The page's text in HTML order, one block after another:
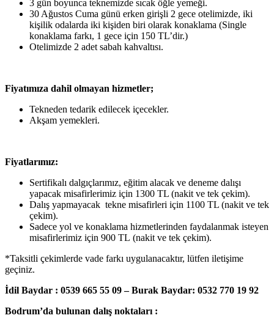
3 gün boyunca teknemizde sıcak öğle yemeği.
30 Ağustos Cuma günü erken girişli 2 gece otelimizde, iki
kişilik odalarda iki kişiden biri olarak konaklama (Single
konaklama farkı, 1 gece için 150 TL’dir.)
Otelimizde 2 adet sabah kahvaltısı.
Fiyatımıza dahil olmayan hizmetler;
Tekneden tedarik edilecek içecekler.
Akşam yemekleri.
Fiyatlarımız:
Sertifikalı dalgıçlarımız, eğitim alacak ve deneme dalışı
yapacak misafirlerimiz için 1300 TL (nakit ve tek çekim).
Dalış yapmayacak tekne misafirleri için 1100 TL (nakit ve tek
çekim).
Sadece yol ve konaklama hizmetlerinden faydalanmak isteyen
misafirlerimiz için 900 TL (nakit ve tek çekim).
*Taksitli çekimlerde vade farkı uygulanacaktır, lütfen iletişime
geçiniz.
İdil Baydar : 0539 665 55 09 – Burak Baydar: 0532 770 19 92
Bodrum’da bulunan dalış noktaları :